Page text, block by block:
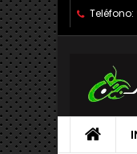
Teléfono: